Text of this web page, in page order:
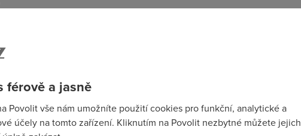
Thompson 510? Diky za info
férově a jasně
Povolit vše nám umožníte použití cookies pro funkční, analytické a
účely na tomto zařízení. Kliknutím na Povolit nezbytné můžete jejich